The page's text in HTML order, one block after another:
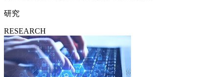
研究
RESEARCH